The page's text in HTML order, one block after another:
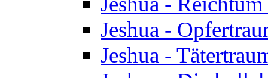
Jeshua -
Jeshua -